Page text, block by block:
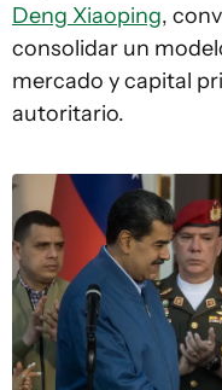
Deng Xiaoping,
consolidar un
mercado y capital
autoritario.